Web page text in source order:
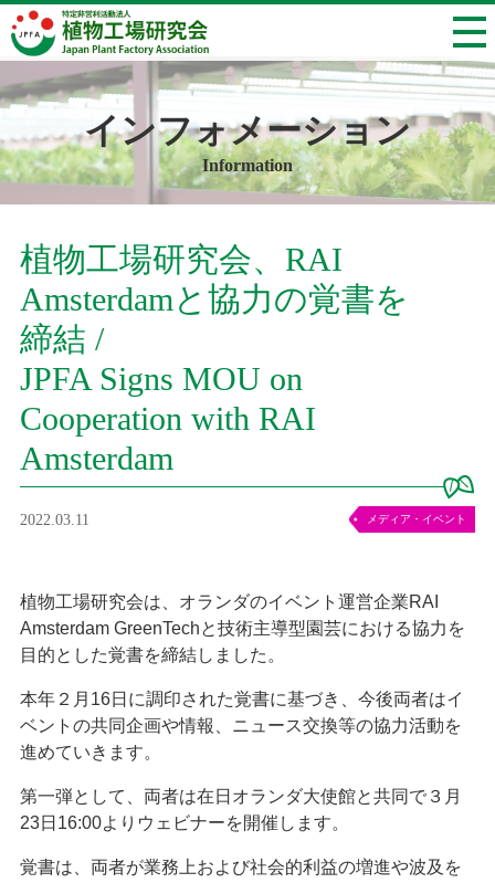
インフォメーション
Information
植物工場研究会、RAI
Amsterdamと協力の覚書を
締結 /
JPFA Signs MOU on
Cooperation with RAI
Amsterdam
2022.03.11 メディア・イベント
植物工場研究会は、オランダのイベント運営企業RAI
Amsterdam GreenTechと技術主導型園芸における協力を
目的とした覚書を締結しました。
本年２月16日に調印された覚書に基づき、今後両者はイ
ベントの共同企画や情報、ニュース交換等の協力活動を
進めていきます。
第一弾として、両者は在日オランダ大使館と共同で３月
23日16:00よりウェビナーを開催します。
覚書は、両者が業務上および社会的利益の増進や波及を